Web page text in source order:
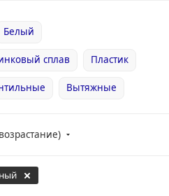
Белый
сплав Пластик
Вытяжные